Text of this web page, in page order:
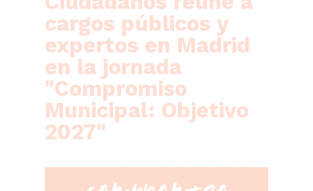
cargos públicos y
expertos en Madrid
en la jornada
"Compromiso
Municipal: Objetivo
2027"